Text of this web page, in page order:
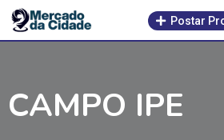
Pular
para
Postar
CAMPO IPE